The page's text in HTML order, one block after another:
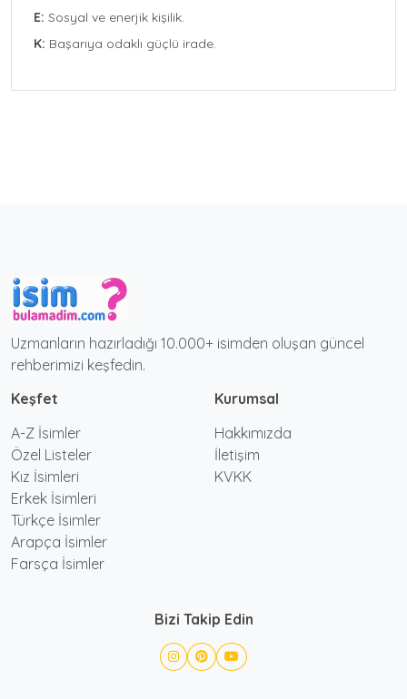
E: Sosyal ve enerjik kişilik.
K: Başarıya odaklı güçlü irade.
Uzmanların hazırladığı 10.000+ isimden oluşan güncel
rehberimizi keşfedin.
Keşfet
A-Z İsimler
Özel Listeler
Kız İsimleri
Erkek İsimleri
Türkçe İsimler
Arapça İsimler
Farsça İsimler
Kurumsal
Hakkımızda
İletişim
KVKK
Bizi Takip Edin